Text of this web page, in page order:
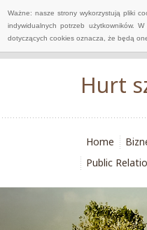
Ważne: nasze strony wykorzystują pliki
indywidualnych potrzeb użytkowników.
dotyczących cookies oznacza, że będą
Hurt
Home
Public